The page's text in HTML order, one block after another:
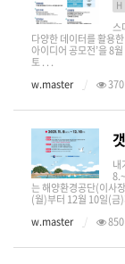
H
스
다양한 데이터를 활용
아이디어 공모전’을 8
토 . . .
w.master
370
내
는 해양환경공단(이사
(월)부터 12월 10일(금
w.master
850